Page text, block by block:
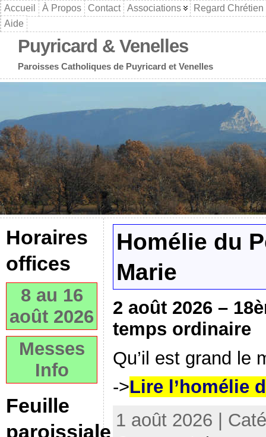
Accueil À Propos Contact Associations
Regard Chrétien
Aide
Puyricard & Venelles
Paroisses Catholiques de Puyricard et Venelles
Horaires
offices
8 au 16
août 2026
Messes
Info
Feuille
paroissiale
Homélie du
Marie
2 août 2026 –
temps ordinaire
Qu’il est grand le
->Lire l’homélie
1 août 2026 |